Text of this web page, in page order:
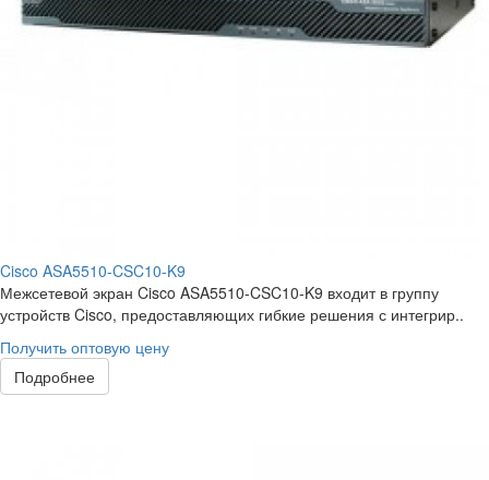
Cisco ASA5510-CSC10-K9
Межсетевой экран Cisco ASA5510-CSC10-K9 входит в группу
устройств Cisco, предоставляющих гибкие решения с интегрир..
Получить оптовую цену
Подробнее